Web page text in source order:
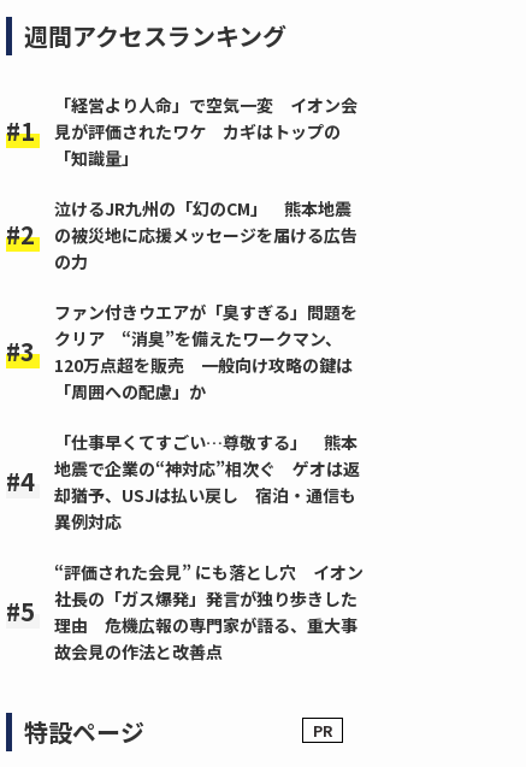
週間アクセスランキング
「経営より人命」で空気一変 イオン会
見が評価されたワケ カギはトップの
「知識量」
泣けるJR九州の「幻のCM」 熊本地震
の被災地に応援メッセージを届ける広告
の力
ファン付きウエアが「臭すぎる」問題を
クリア “消臭”を備えたワークマン、
120万点超を販売 一般向け攻略の鍵は
「周囲への配慮」か
「仕事早くてすごい…尊敬する」 熊本
地震で企業の“神対応”相次ぐ ゲオは返
却猶予、USJは払い戻し 宿泊・通信も
異例対応
“評価された会見” にも落とし穴 イオン
社長の「ガス爆発」発言が独り歩きした
理由 危機広報の専門家が語る、重大事
故会見の作法と改善点
特設ページ